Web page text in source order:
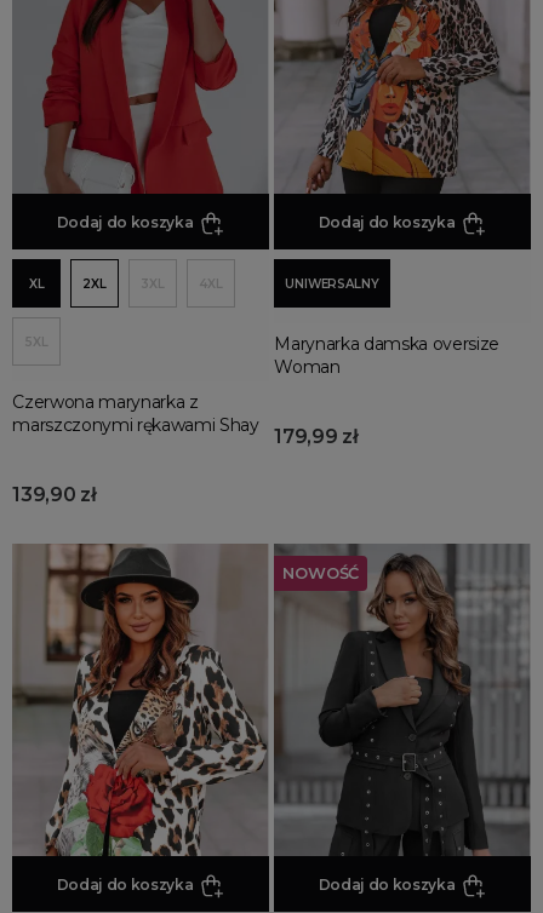
Dodaj do koszyka
XL 2XL 3XL 4XL
5XL
Czerwona marynarka z
marszczonymi rękawami Shay
139,90 zł
Dodaj do koszyka
UNIWERSALNY
Marynarka damska oversize
Woman
179,99 zł
Dodaj do koszyka Dodaj do koszyka
NOWOŚĆ